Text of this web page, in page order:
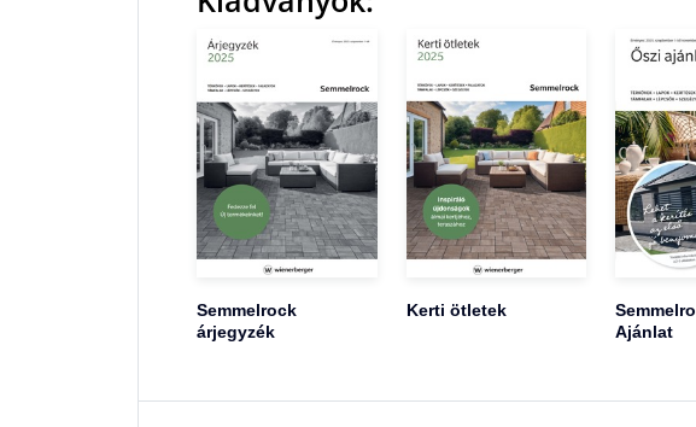
Semmelrock
árjegyzék
Kerti ötletek
Ajánlat